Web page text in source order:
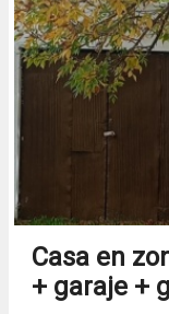
Casa en
+ garaje +